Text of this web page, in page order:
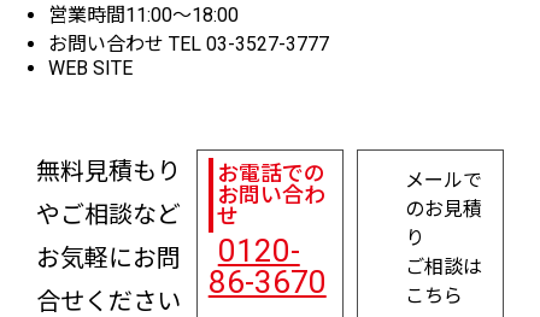
営業時間11:00～18:00
お問い合わせ TEL 03-3527-3777
WEB SITE
無料見積もり
やご相談など
お気軽にお問
合せください
お電話での
お問い合わ
せ
0120-
86-3670
メールで
のお見積
り
ご相談は
こちら